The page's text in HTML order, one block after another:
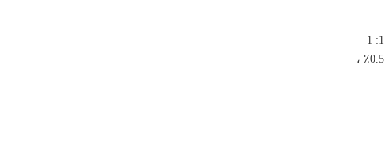
ج: إن منتجاتنا تم اختبارها بنسبة 100% قبل أن تخرج من المصنع ، إذا كان هناك أي منتجات معيبة ، فإننا نلتزم باستبدال 1: 1
بالإضافة إلى جميع رسوم الشحن ذات الصلة.(باستثناء المنتجات المخصصة ذات المتطلبات الخاصة)إذا كان ضمن نطاق 0.5٪ ،